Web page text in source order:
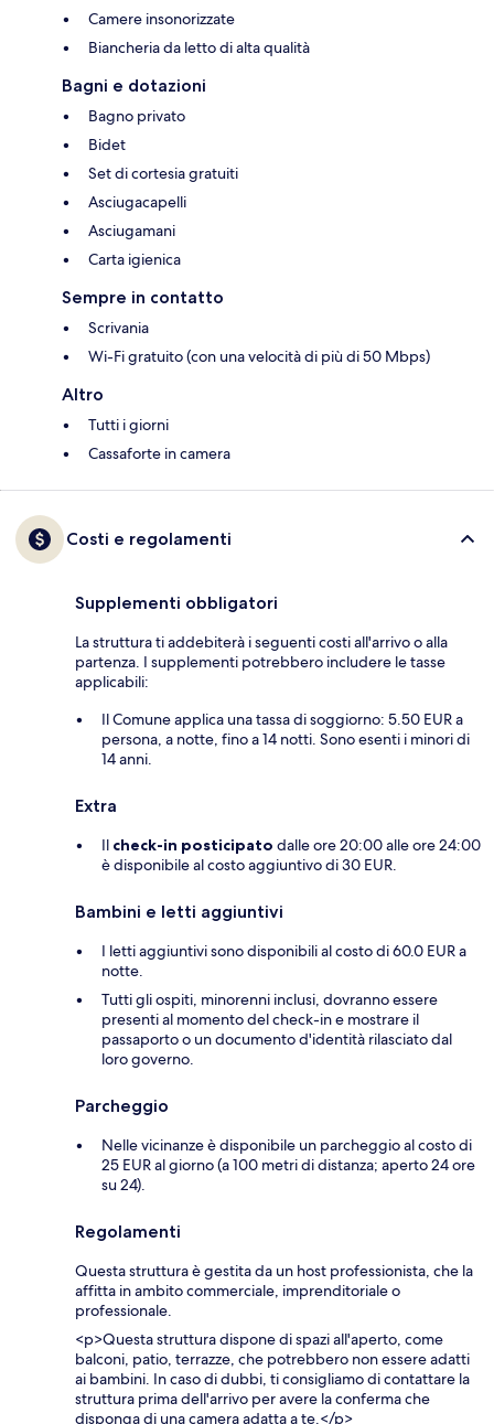
Camere insonorizzate
Biancheria da letto di alta qualità
Bagni e dotazioni
Bagno privato
Bidet
Set di cortesia gratuiti
Asciugacapelli
Asciugamani
Carta igienica
Sempre in contatto
Scrivania
Wi-Fi gratuito (con una velocità di più di 50 Mbps)
Altro
Tutti i giorni
Cassaforte in camera
Costi e regolamenti
Supplementi obbligatori
La struttura ti addebiterà i seguenti costi all'arrivo o alla
partenza. I supplementi potrebbero includere le tasse
applicabili:
Il Comune applica una tassa di soggiorno: 5.50 EUR a
persona, a notte, fino a 14 notti. Sono esenti i minori di
14 anni.
Extra
Il check-in posticipato dalle ore 20:00 alle ore 24:00
è disponibile al costo aggiuntivo di 30 EUR.
Bambini e letti aggiuntivi
I letti aggiuntivi sono disponibili al costo di 60.0 EUR a
notte.
Tutti gli ospiti, minorenni inclusi, dovranno essere
presenti al momento del check-in e mostrare il
passaporto o un documento d'identità rilasciato dal
loro governo.
Parcheggio
Nelle vicinanze è disponibile un parcheggio al costo di
25 EUR al giorno (a 100 metri di distanza; aperto 24 ore
su 24).
Regolamenti
Questa struttura è gestita da un host professionista, che la
affitta in ambito commerciale, imprenditoriale o
professionale.
<p>Questa struttura dispone di spazi all'aperto, come
balconi, patio, terrazze, che potrebbero non essere adatti
ai bambini. In caso di dubbi, ti consigliamo di contattare la
struttura prima dell'arrivo per avere la conferma che
disponga di una camera adatta a te.</p>